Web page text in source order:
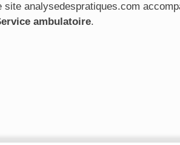
site analysedespratiques.com
ambulatoire.